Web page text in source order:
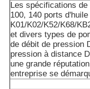
Les spécifications
100, 140 ports
K01/K02/K52/K68/
et divers types de
de débit de pression
pression à distance
une grande
entreprise se